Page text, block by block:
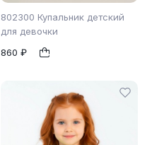
802300 Купальник детский
для девочки
860 ₽
98 104